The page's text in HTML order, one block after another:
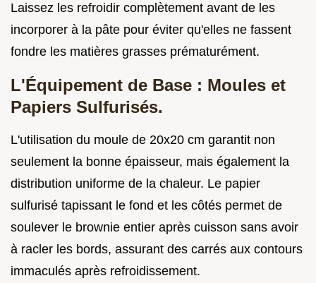
Laissez les refroidir complètement avant de les
incorporer à la pâte pour éviter qu'elles ne fassent
fondre les matières grasses prématurément.
L'Équipement de Base : Moules et
Papiers Sulfurisés.
L'utilisation du moule de 20x20 cm garantit non
seulement la bonne épaisseur, mais également la
distribution uniforme de la chaleur. Le papier
sulfurisé tapissant le fond et les côtés permet de
soulever le brownie entier après cuisson sans avoir
à racler les bords, assurant des carrés aux contours
immaculés après refroidissement.